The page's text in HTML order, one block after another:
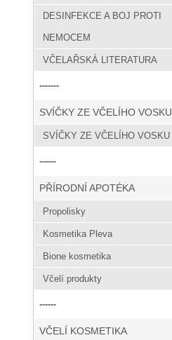
DESINFEKCE A BOJ PROTI
NEMOCEM
VČELAŘSKÁ LITERATURA
-------
SVÍČKY ZE VČELÍHO VOSKU
SVÍČKY ZE VČELÍHO VOSKU
------
PŘÍRODNÍ APOTÉKA
Propolisky
Kosmetika Pleva
Bione kosmetika
Včelí produkty
------
VČELÍ KOSMETIKA